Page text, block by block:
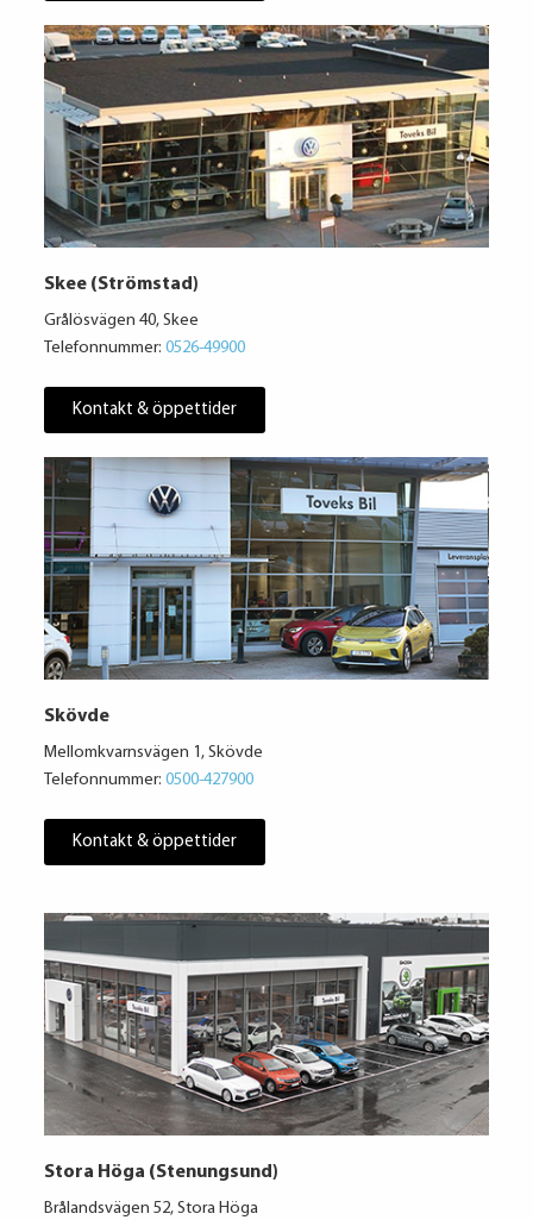
Skee (Strömstad)
Grålösvägen 40, Skee
Telefonnummer: 0526-49900
Kontakt & öppettider
Skövde
Mellomkvarnsvägen 1, Skövde
Telefonnummer: 0500-427900
Kontakt & öppettider
Stora Höga (Stenungsund)
Brålandsvägen 52, Stora Höga